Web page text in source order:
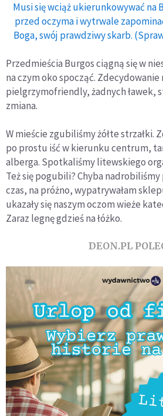
Musi się wciąż ukierunkowywać na
przed oczyma i wytrwale
Boga, swój prawdziwy skarb.
Przedmieścia Burgos ciągną się w
na czym oko spocząć. Zdecydowanie
pielgrzymofriendly, żadnych ławek,
zmiana.
W mieście zgubiliśmy żółte strzałki.
po prostu iść w kierunku centrum,
alberga. Spotkaliśmy litewskiego
Też się pogubili? Chyba nadrobiliśmy
czas, na próżno, wypatrywałam
ukazały się naszym oczom wieże
Zaraz legnę gdzieś na łóżko.
DEON.PL